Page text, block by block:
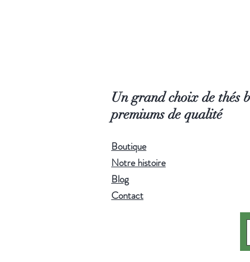
Un grand choix de thés
premiums de qualité
Boutique
Notre histoire
Blog
Contact